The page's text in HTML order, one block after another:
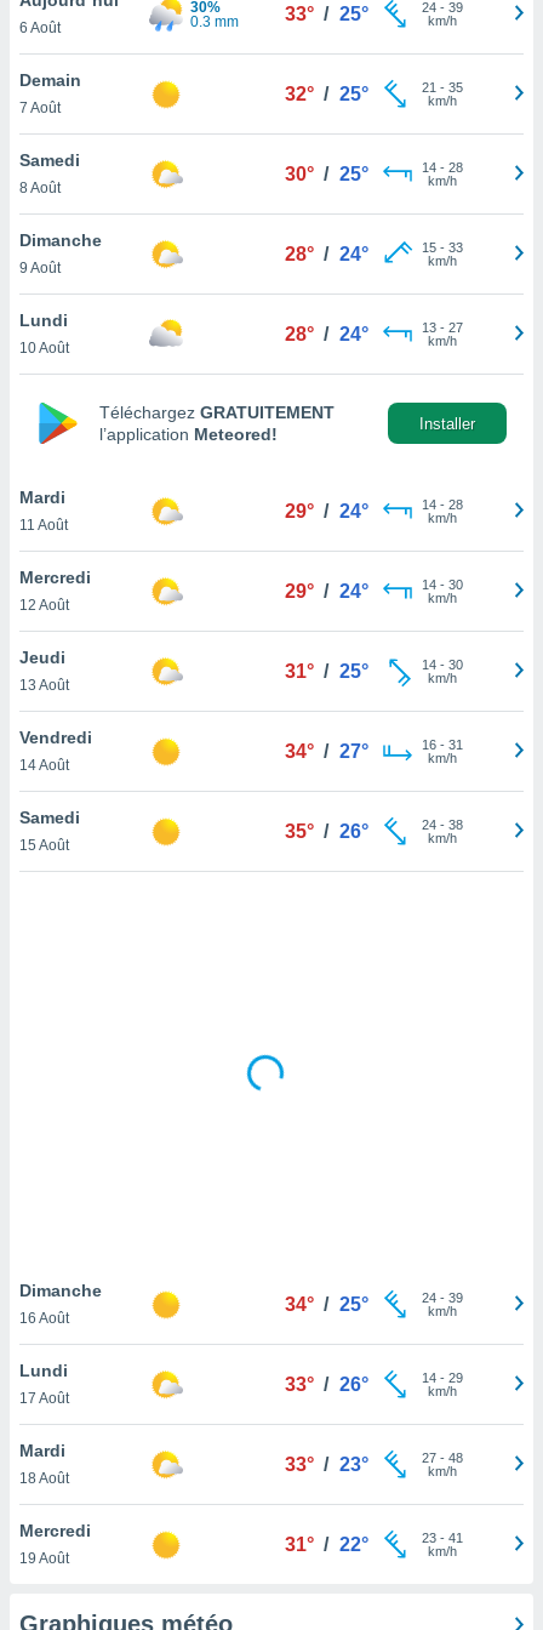
et
»,
au
vous
qu'ils
ou
le
ainsi
un
la
du
votre
à
en
le
notre
que
et que
6 Août
30%
0.3 mm
33° / 25° 24- 39
km/h
Demain
7 Août
32° / 25° 21 - 35
km/h
Samedi
8 Août
30° / 25° 14- 28
km/h
Dimanche
9 Août
28° / 24° 15- 33
km/h
Lundi
10 Août
28° / 24° 13- 27
km/h
Téléchargez GRATUITEMENT
l’application Meteored!
Installer
Mardi
11 Août
29° / 24° 14- 28
km/h
Mercredi
12 Août
29° / 24° 14- 30
km/h
Jeudi
13 Août
31° / 25° 14- 30
km/h
Vendredi
14 Août
34° / 27° 16- 31
km/h
Samedi
15 Août
35° / 26° 24- 38
km/h
Dimanche
16 Août
34° / 25° 24- 39
km/h
Lundi
17 Août
33° / 26° 14- 29
km/h
Mardi
18 Août
33° / 23° 27- 48
km/h
Mercredi
19 Août
31° / 22° 23- 41
km/h
Graphiques météo